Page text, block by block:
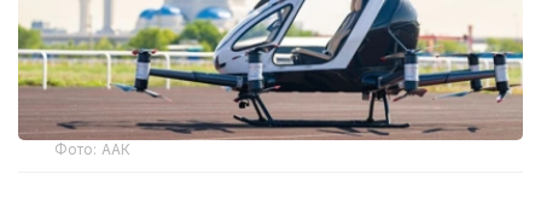
Фото: ААК